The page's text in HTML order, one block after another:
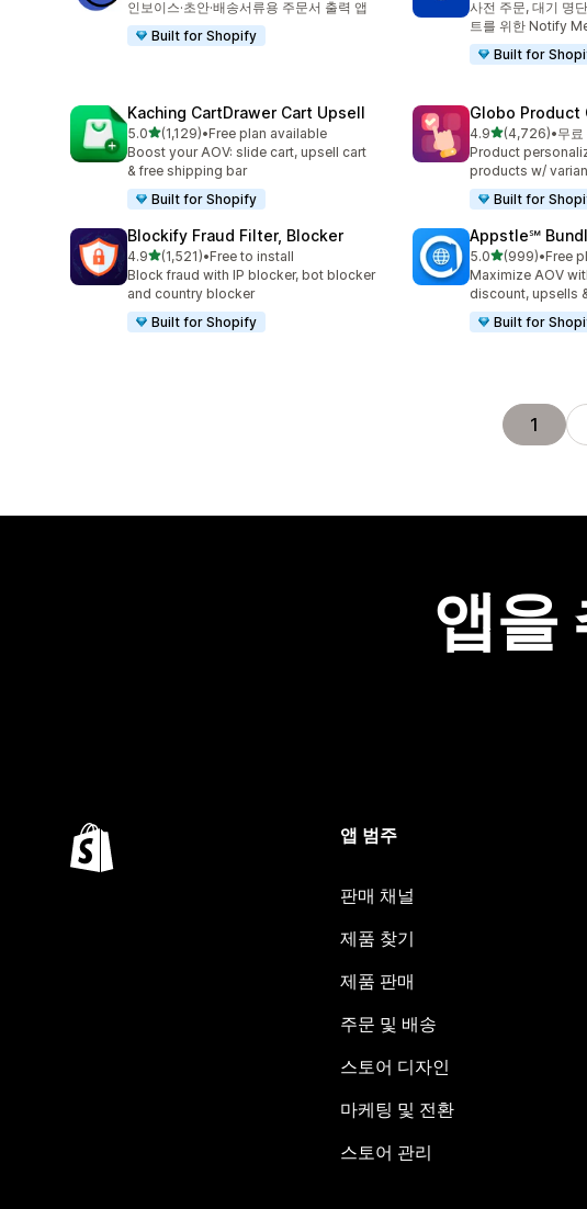
인보이스·초안·배송서류용 주문서 출력 앱
Built for Shopify
사전 주문, 대기 명
트를 위한 Notify
Built for
Kaching CartDrawer Cart Upsell
5.0별 5개 중
(1,129)
총 리뷰 1129개
•Free plan available
Boost your AOV: slide cart, upsell cart
& free shipping bar
Built for Shopify
Globo Product
4.9별 5개 중
(4,726)
총 리뷰 4726개
•무료
Product
products w/
Built for
Blockify Fraud Filter, Blocker
4.9별 5개 중
(1,521)
총 리뷰 1521개
•Free to install
Block fraud with IP blocker, bot blocker
and country blocker
Built for Shopify
Appstle℠
5.0별 5개 중
(999)
총 리뷰 999개
•Free
Maximize AOV
discount, upsells
Built for
1
앱을
앱 범주
판매 채널
제품 찾기
제품 판매
주문 및 배송
스토어 디자인
마케팅 및 전환
스토어 관리